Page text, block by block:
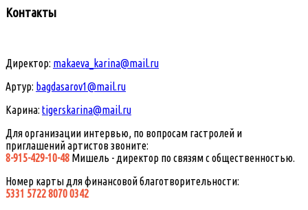
Контакты
Директор: makaeva_karina@mail.ru
Артур: bagdasarov1@mail.ru
Карина: tigerskarina@mail.ru
Для организации интервью, по вопросам гастролей и
приглашений артистов звоните:
8-915-429-10-48 Мишель - директор по связям с общественностью.
Номер карты для финансовой благотворительности:
5331 5722 8070 0342